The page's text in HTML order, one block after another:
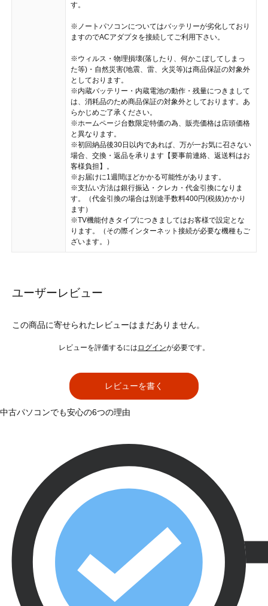
す。
※ノートパソコンについてはバッテリーが劣化しており
ますのでACアダプタを接続してご利用下さい。
※ウィルス・物理損壊(落したり、何かこぼしてしまっ
た等)・自然災害(地震、雷、火災等)は商品保証の対象外
としております。
※内蔵バッテリー・内蔵電池の動作・残量につきまして
は、消耗品のため商品保証の対象外としております。あ
らかじめご了承ください。
※ホームページ台数限定特価の為、販売価格は店頭価格
と異なります。
※初回納品後30日以内であれば、万が一お気に召さない
場合、交換・返品を承ります【要事前連絡、返送料はお
客様負担】。
※お届けに1週間ほどかかる可能性があります。
※支払い方法は銀行振込・クレカ・代金引換になりま
す。（代金引換の場合は別途手数料400円(税抜)かかり
ます）
※TV機能付きタイプにつきましてはお客様で設定とな
ります。（その際インターネット接続が必要な機種もご
ざいます。）
ユーザーレビュー
この商品に寄せられたレビューはまだありません。
レビューを評価するには ログインが必要です。
レビューを書く
中古パソコンでも安心の6つの理由